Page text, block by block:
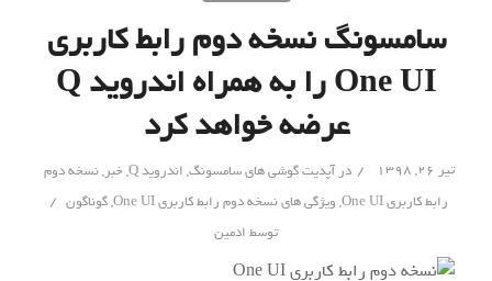
سامسونگ نسخه دوم رابط کاربری
One UI را به همراه اندروید Q
عرضه خواهد کرد
تیر ۲۶, ۱۳۹۸ / درآپدیت گوشی های سامسونگ, اندروید Q ,خبر,نسخه دوم
رابط کاربری One UI
, ویژگی های نسخه دوم رابط کاربری One UI ,گوناگون /
توسط ادمین